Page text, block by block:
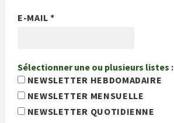
E-MAIL*
Sélectionner une ou plusieurs listes :
NEWSLETTER HEBDOMADAIRE
NEWSLETTER MENSUELLE
NEWSLETTER QUOTIDIENNE